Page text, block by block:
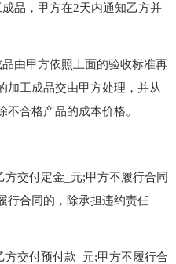
品，甲方在2天内通知乙方并
由甲方依照上面的验收标准再
加工成品交由甲方处理，并从
合格产品的成本价格。
交付定金_元;甲方不履行合同
行合同的，除承担违约责任
交付预付款_元;甲方不履行合